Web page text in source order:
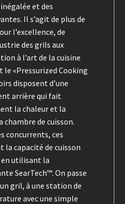
et des
Il s’agit de plus de
l’excellence, de
des grils aux
à l’art de la cuisine
«Pressurized Cooking
disposent d’une
arrière qui fait
la chaleur et la
de cuisson.
concurrents, ces
la capacité de cuisson
utilisant la
SearTech™. On passe
gril, à une station de
avec une simple